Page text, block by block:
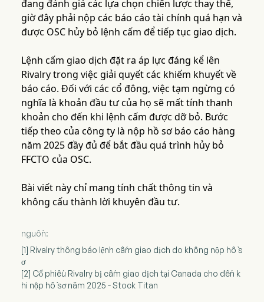
đang đánh giá các lựa chọn chiến lược thay thế,
giờ đây phải nộp các báo cáo tài chính quá hạn và
được OSC hủy bỏ lệnh cấm để tiếp tục giao dịch.
Lệnh cấm giao dịch đặt ra áp lực đáng kể lên
Rivalry trong việc giải quyết các khiếm khuyết về
báo cáo. Đối với các cổ đông, việc tạm ngừng có
nghĩa là khoản đầu tư của họ sẽ mất tính thanh
khoản cho đến khi lệnh cấm được dỡ bỏ. Bước
tiếp theo của công ty là nộp hồ sơ báo cáo hàng
năm 2025 đầy đủ để bắt đầu quá trình hủy bỏ
FFCTO của OSC.
Bài viết này chỉ mang tính chất thông tin và
không cấu thành lời khuyên đầu tư.
nguồn:
[1] Rivalry thông báo lệnh cấm giao dịch do không nộp hồ s
ơ
[2] Cổ phiếu Rivalry bị cấm giao dịch tại Canada cho đến k
hi nộp hồ sơ năm 2025 - Stock Titan